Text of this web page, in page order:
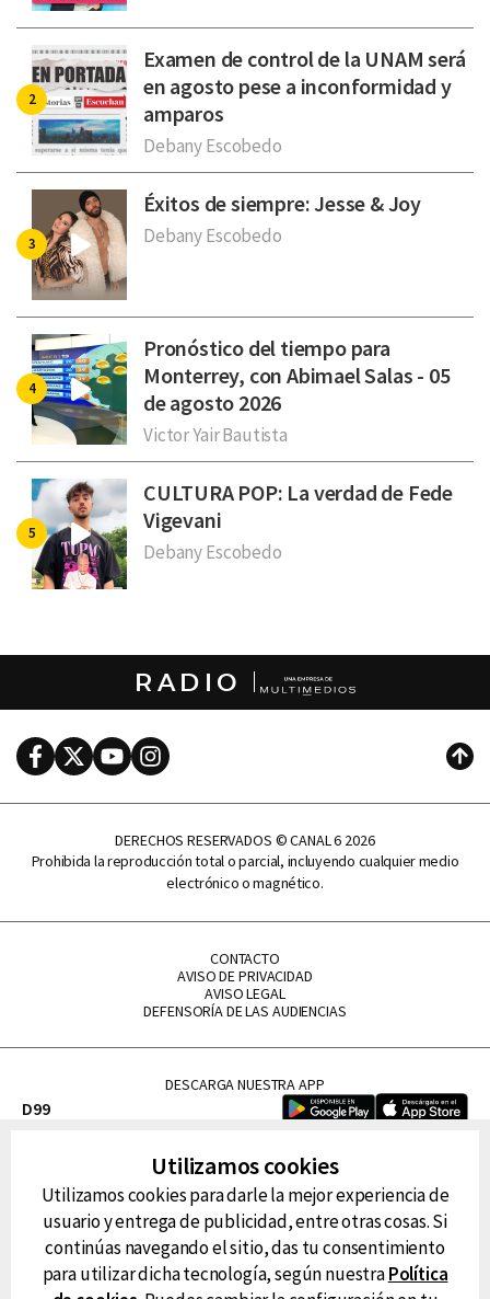
Examen de control de la UNAM será
en agosto pese a inconformidad y
amparos
Debany Escobedo
Éxitos de siempre: Jesse & Joy
Debany Escobedo
Pronóstico del tiempo para
Monterrey, con Abimael Salas - 05
de agosto 2026
Victor Yair Bautista
CULTURA POP: La verdad de Fede
Vigevani
Debany Escobedo
RADIO
FacebookTwitterYoutubeInstagram
DERECHOS RESERVADOS © CANAL 6 2026
Prohibida la reproducción total o parcial, incluyendo cualquier medio
electrónico o magnético.
CONTACTO
AVISO DE PRIVACIDAD
AVISO LEGAL
DEFENSORÍA DE LAS AUDIENCIAS
DESCARGA NUESTRA APP
D99
FM Tu
RG Deportiva
Classic FM
Utilizamos cookies
Utilizamos cookies para darle la mejor experiencia de
usuario y entrega de publicidad, entre otras cosas. Si
continúas navegando el sitio, das tu consentimiento
para utilizar dicha tecnología, según nuestraPolítica